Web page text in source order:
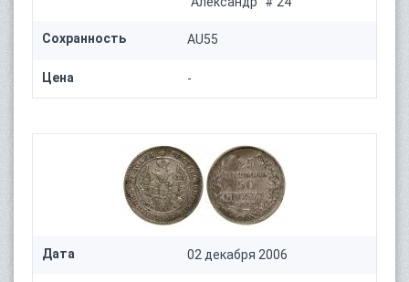
Сохранность AU55
Цена -
Дата 02 декабря 2006